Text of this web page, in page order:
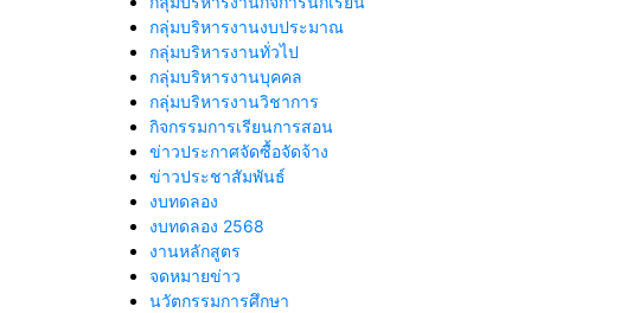
กลุ่มบริหารงานงบประมาณ
กลุ่มบริหารงานทั่วไป
กลุ่มบริหารงานบุคคล
กลุ่มบริหารงานวิชาการ
กิจกรรมการเรียนการสอน
ข่าวประกาศจัดซื้อจัดจ้าง
ข่าวประชาสัมพันธ์
งบทดลอง
งบทดลอง 2568
งานหลักสูตร
จดหมายข่าว
นวัตกรรมการศึกษา